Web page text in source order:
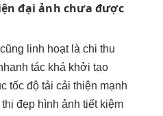
đại ảnh chưa được
linh hoạtlà chi thu
tác khá khởi tạo
tốc độ tải cải thiện mạnh
thị đẹp hình ảnh tiết kiệm